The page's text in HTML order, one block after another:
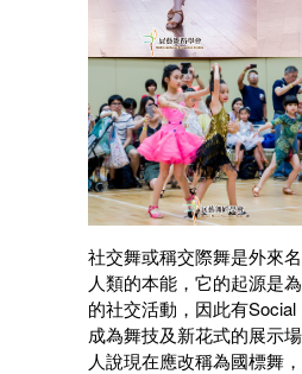
社交舞或稱交際舞是外來
人類的本能，它的起源是
的社交活動，因此有
成為舞技及新花式的展示
人說現在應改稱為國標舞